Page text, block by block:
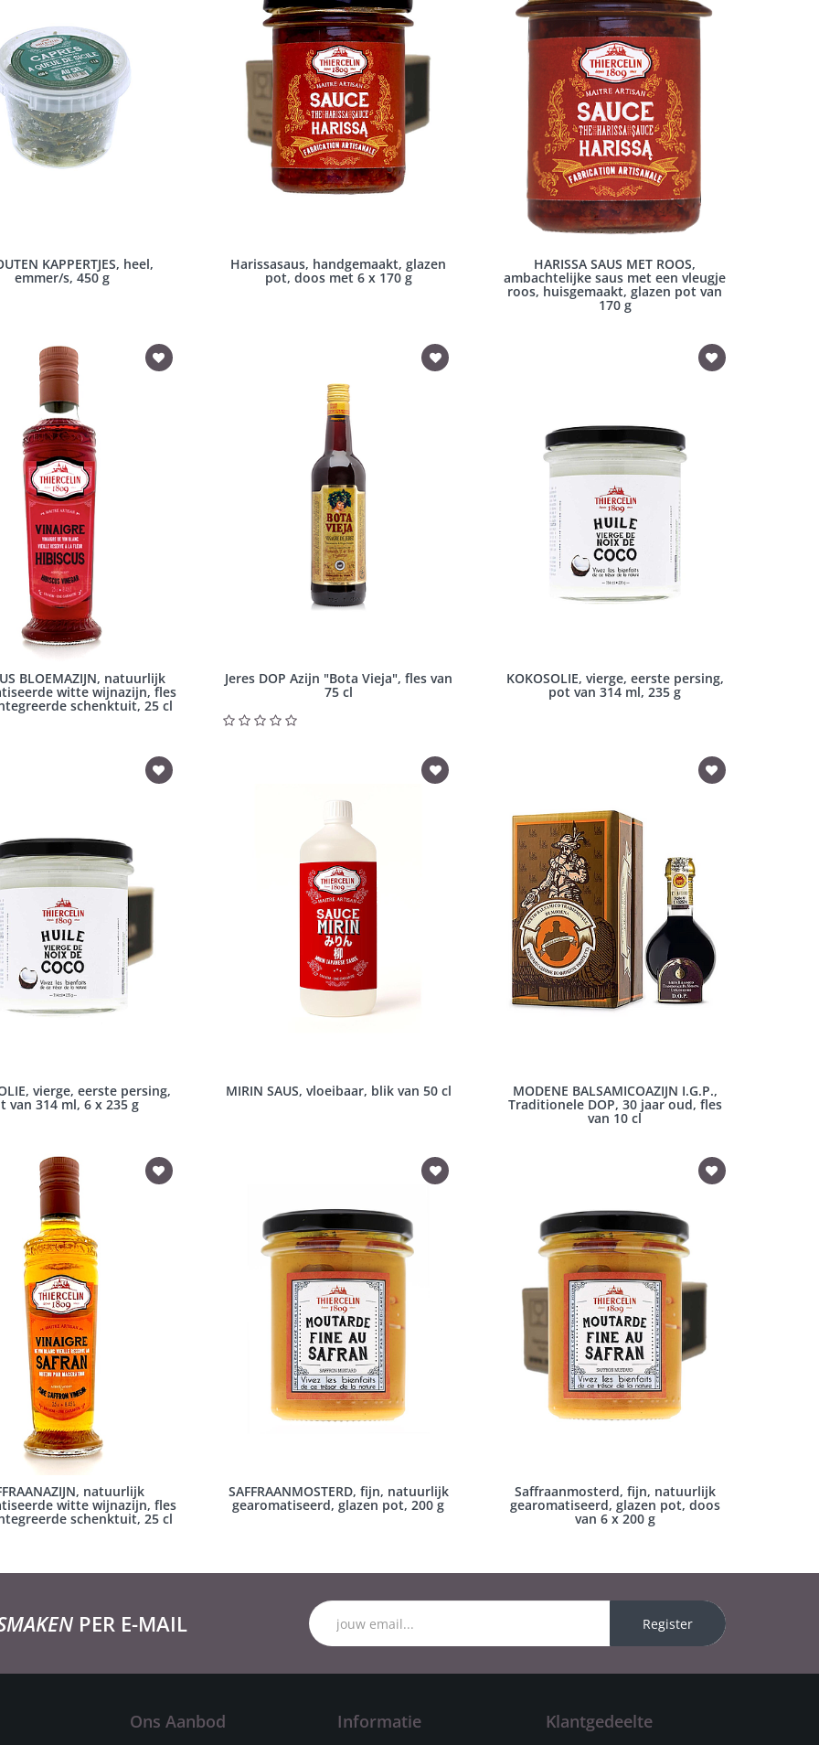
KAPPERTJES, heel,
emmer/s, 450 g
Harissasaus, handgemaakt, glazen
pot, doos met 6 x 170 g
HARISSA SAUS MET ROOS,
ambachtelijke saus met een vleugje
roos, huisgemaakt, glazen pot van
170 g
BLOEMAZIJN, natuurlijk
witte wijnazijn, fles
schenktuit, 25 cl
Jeres DOP Azijn "Bota Vieja", fles van
75 cl
KOKOSOLIE, vierge, eerste persing,
pot van 314 ml, 235 g
vierge, eerste persing,
van 314 ml, 6 x 235 g
MIRIN SAUS, vloeibaar, blik van 50 cl MODENE BALSAMICOAZIJN I.G.P.,
Traditionele DOP, 30 jaar oud, fles
van 10 cl
natuurlijk
witte wijnazijn, fles
schenktuit, 25 cl
SAFFRAANMOSTERD, fijn, natuurlijk
gearomatiseerd, glazen pot, 200 g
Saffraanmosterd, fijn, natuurlijk
gearomatiseerd, glazen pot, doos
van 6 x 200 g
PER E-MAIL Register
Ons Aanbod Informatie Klantgedeelte